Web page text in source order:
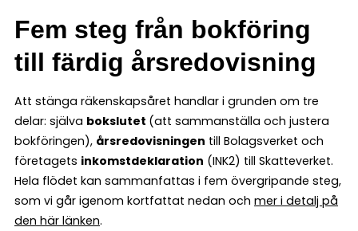
Fem steg från bokföring
till färdig årsredovisning
Att stänga räkenskapsåret handlar i grunden om tre
delar: själva bokslutet (att sammanställa och justera
bokföringen), årsredovisningen till Bolagsverket och
företagets inkomstdeklaration (INK2) till Skatteverket.
Hela flödet kan sammanfattas i fem övergripande steg,
som vi går igenom kortfattat nedan och mer i detalj på
den här länken.